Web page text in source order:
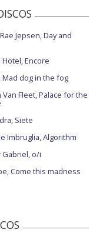
Jepsen, Day and
Hotel, Encore
Mad dog in the fog
Van Fleet, Palace for the
Siete
Imbruglia, Algorithm
Gabriel, o/i
Come this madness